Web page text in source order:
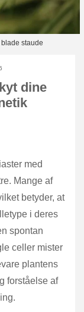
staude
dine
med
Mange af
betyder, at
i deres
spontan
celler mister
plantens
forståelse af